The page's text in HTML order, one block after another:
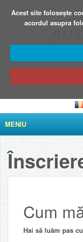
Acest site foloseşte
acordul asupra
MENIU
Cum
Hai să luăm pas